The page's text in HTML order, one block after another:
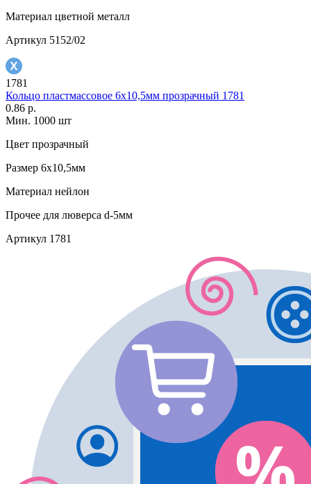
Материал цветной металл
Артикул 5152/02
1781
Кольцо пластмассовое 6х10,5мм прозрачный 1781
0.86 р.
Мин. 1000 шт
Цвет прозрачный
Размер 6х10,5мм
Материал нейлон
Прочее для люверса d-5мм
Артикул 1781